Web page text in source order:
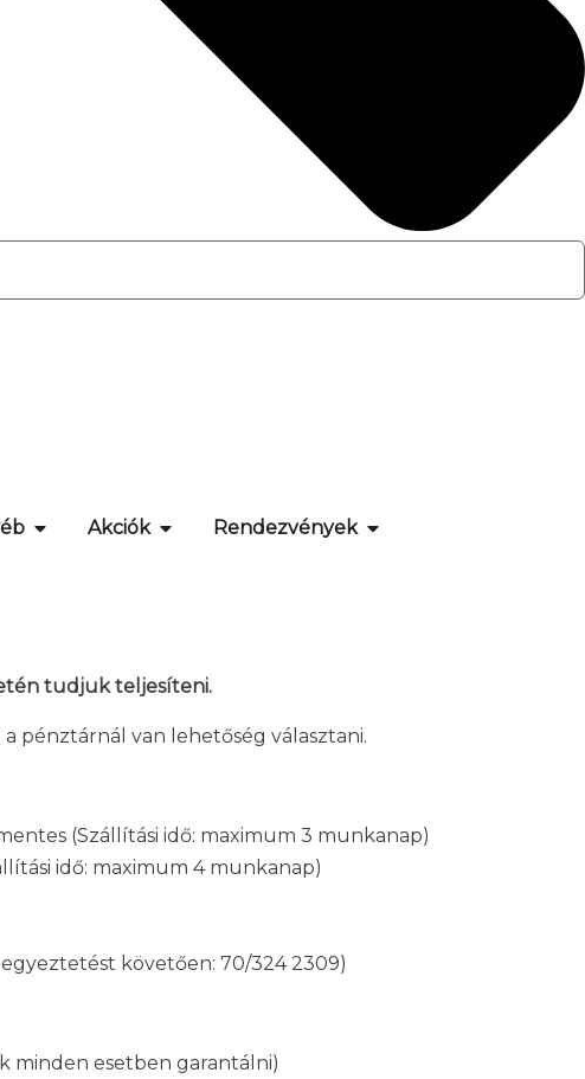
Akciók Rendezvények
tudjuk teljesíteni.
pénztárnál van lehetőség választani.
(Szállítási idő: maximum 3 munkanap)
idő: maximum 4 munkanap)
követően: 70/324 2309)
minden esetben garantálni)